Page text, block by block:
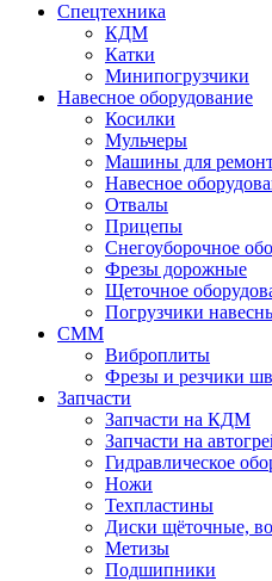
Спецтехника
КДМ
Катки
Минипогрузчики
Навесное оборудование
Косилки
Мульчеры
Машины для
Навесное
Отвалы
Прицепы
Снегоуборочное
Фрезы дорожные
Щеточное
Погрузчики
СММ
Виброплиты
Фрезы и резчики
Запчасти
Запчасти на КДМ
Запчасти на
Гидравлическое
Ножи
Техпластины
Диски щёточные,
Метизы
Подшипники